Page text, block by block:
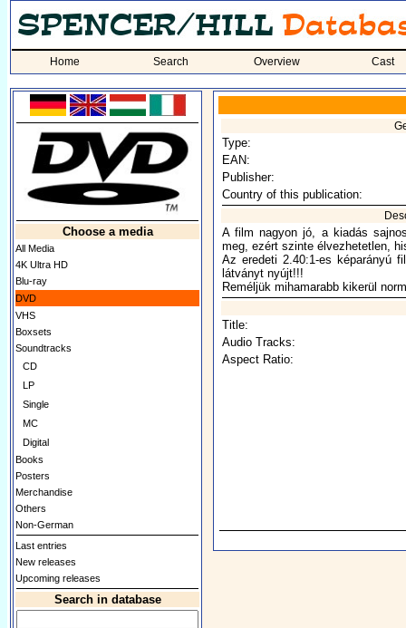
Home Search Overview Cast
Choose a media
All Media
4K Ultra HD
Blu-ray
DVD
VHS
Boxsets
Soundtracks
CD
LP
Single
MC
Digital
Books
Posters
Merchandise
Others
Non-German
Last entries
New releases
Upcoming releases
Search in database
Type:
EAN:
Publisher:
Country of this publication:
A film nagyon jó, a kiadás
meg, ezért szinte élvezhetetlen,
Az eredeti 2.40:1-es képarányú
látványt nyújt!!!
Reméljük mihamarabb kikerül
Title:
Audio Tracks:
Aspect Ratio: